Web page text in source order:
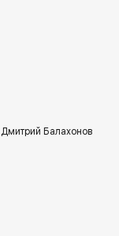
Дмитрий Балахонов